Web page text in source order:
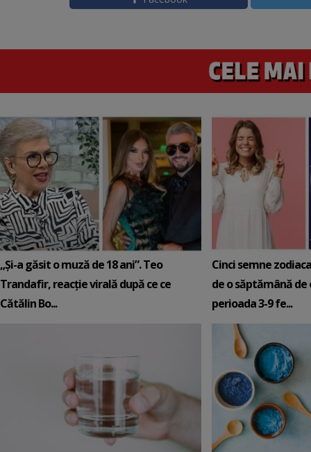
„Și-a găsit o muză de 18 ani”. Teo
Trandafir, reacție virală după ce ce
Cătălin Bo...
Cinci semne
de o săptămână de
perioada 3-9 fe...